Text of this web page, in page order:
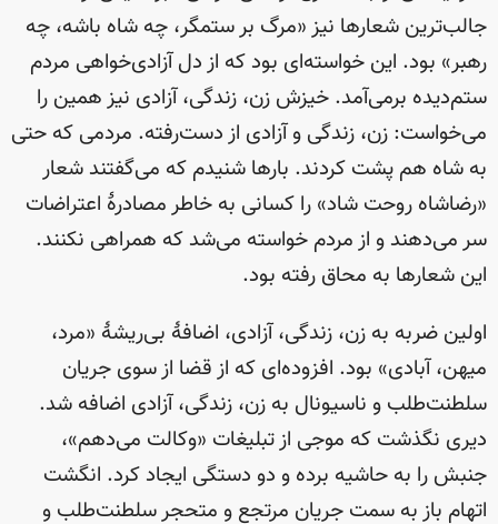
جالب‌ترین شعارها نیز «مرگ بر ستمگر، چه شاه باشه، چه
رهبر» بود. این خواسته‌ای بود که از دل آزادی‌خواهی مردم
ستم‌دیده برمی‌آمد. خیزش زن، زندگی، آزادی نیز همین را
می‌خواست: زن، زندگی و آزادی از دست‌رفته. مردمی که حتی
به شاه هم پشت کردند. بارها شنیدم که می‌گفتند شعار
«رضاشاه روحت شاد» را کسانی به خاطر مصادرهٔ اعتراضات
سر می‌دهند و از مردم خواسته می‌شد که همراهی نکنند.
این شعارها به محاق رفته بود.
اولین ضربه به زن، زندگی، آزادی، اضافهٔ بی‌ریشهٔ «مرد،
میهن، آبادی» بود. افزوده‌ای که از قضا از سوی جریان
سلطنت‌طلب و ناسیونال به زن، زندگی، آزادی اضافه شد.
دیری نگذشت که موجی از تبلیغات «وکالت می‌دهم»،
جنبش را به حاشیه برده و دو دستگی ایجاد کرد. انگشت
اتهام باز به سمت جریان مرتجع و متحجر سلطنت‌طلب و